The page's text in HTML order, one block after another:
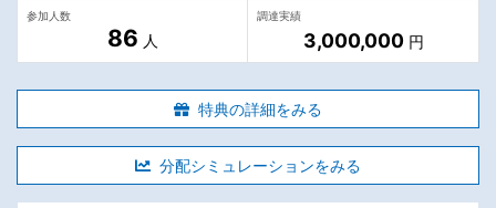
参加人数
86 人
調達実績
3,000,000円
特典の詳細をみる
分配シミュレーションをみる